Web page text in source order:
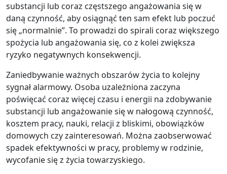
substancji lub coraz częstszego angażowania się w
daną czynność, aby osiągnąć ten sam efekt lub poczuć
się „normalnie”. To prowadzi do spirali coraz większego
spożycia lub angażowania się, co z kolei zwiększa
ryzyko negatywnych konsekwencji.
Zaniedbywanie ważnych obszarów życia to kolejny
sygnał alarmowy. Osoba uzależniona zaczyna
poświęcać coraz więcej czasu i energii na zdobywanie
substancji lub angażowanie się w nałogową czynność,
kosztem pracy, nauki, relacji z bliskimi, obowiązków
domowych czy zainteresowań. Można zaobserwować
spadek efektywności w pracy, problemy w rodzinie,
wycofanie się z życia towarzyskiego.